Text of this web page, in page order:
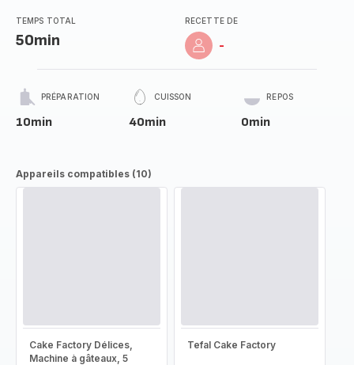
TEMPS TOTAL
50min
RECETTE DE
-
PRÉPARATION
10min
CUISSON
40min
REPOS
0min
Appareils compatibles (10)
Cake Factory Délices,
Machine à gâteaux, 5
Tefal Cake Factory